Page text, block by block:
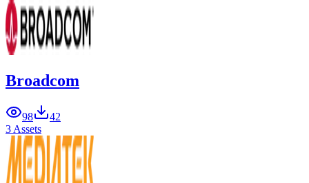
Broadcom
98
42
3 Assets